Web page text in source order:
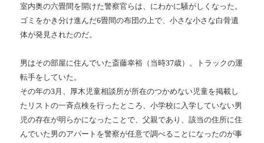
室内奥の六畳間を開けた警察官らは、にわかに騒がしくなった。
ゴミをかき分け進んだ6畳間の布団の上で、小さな小さな白骨遺
体が発見されたのだ。
男はその部屋に住んでいた斎藤幸裕（当時37歳）。トラックの運
転手をしていた。
その年の3月、厚木児童相談所が所在のつかめない児童を掲載し
たリストの一斉点検を行ったところ、小学校に入学していない男
児の存在が明らかになったことで、父親であり、該当の住所に住
んでいた男のアパートを警察が任意で調べることになったのが事